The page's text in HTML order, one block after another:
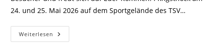
24. und 25. Mai 2026 auf dem Sportgelände des TSV…
Weiterlesen